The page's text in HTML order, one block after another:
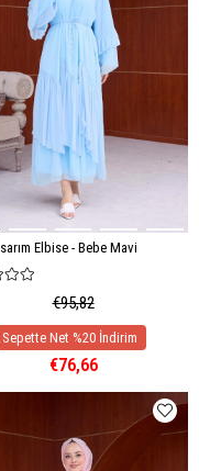
Elbise - Bebe Mavi
€95,82
€76,66